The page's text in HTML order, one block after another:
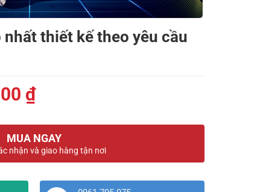
nhất thiết kế theo yêu cầu
₫.
₫Giá
tại
là:
199.000 ₫.
MUA NGAY
nhận và giao hàng tận nơi